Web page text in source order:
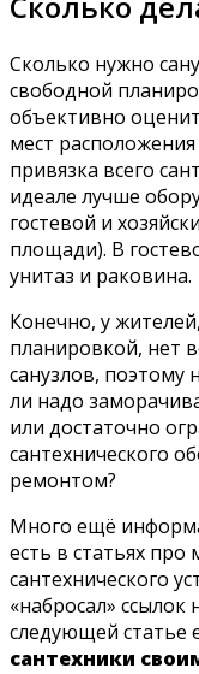
Сколько нужно
свободной
объективно
мест
привязка всего
идеале лучше
гостевой и
площади). В
унитаз и раковина.
Конечно, у
планировкой, нет
санузлов, поэтому
ли надо
или достаточно
сантехнического
ремонтом?
Много ещё
есть в статьях
сантехнического
«набросал»
следующей статье
сантехники